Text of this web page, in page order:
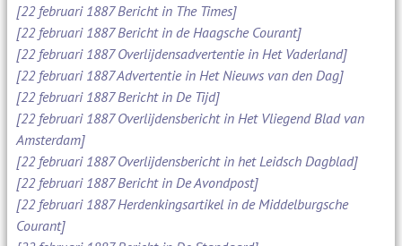
[22 februari 1887 Bericht in The Times]
[22 februari 1887 Bericht in de Haagsche Courant]
[22 februari 1887 Overlijdensadvertentie in Het Vaderland]
[22 februari 1887 Advertentie in Het Nieuws van den Dag]
[22 februari 1887 Bericht in De Tijd]
[22 februari 1887 Overlijdensbericht in Het Vliegend Blad van
Amsterdam]
[22 februari 1887 Overlijdensbericht in het Leidsch Dagblad]
[22 februari 1887 Bericht in De Avondpost]
[22 februari 1887 Herdenkingsartikel in de Middelburgsche
Courant]